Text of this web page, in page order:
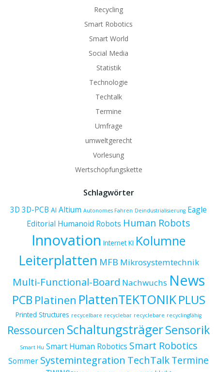
Recycling
Smart Robotics
Smart World
Social Media
Statistik
Technologie
Techtalk
Termine
Umfrage
umweltgerecht
Vorlesung
Wertschöpfungskette
Schlagwörter
3D 3D-PCB AI Altium Autonomes Fahren Deindustrialisierung Eagle
Editorial Humanoid Robots Human Robots
Innovation Internet KI Kolumne
Leiterplatten MFB Mikrosystemtechnik
Multi-Functional-Board Nachwuchs News
PCB Platinen PlattenTEKTONIK PLUS
Printed Structures recycelbare recyclebar recyclebare recyclingfähig
Ressourcen SchaltungsträgerSensorik
Smart Hu Smart Human Robotics Smart Robotics
Sommer Systemintegration TechTalkTermine